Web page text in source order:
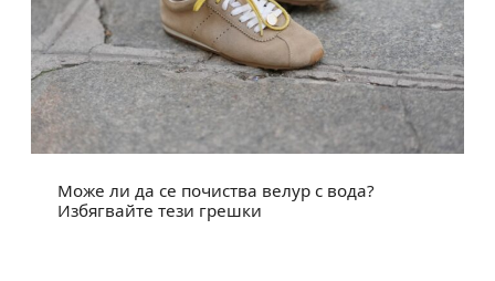
Може ли да се почиства велур с вода?
Избягвайте тези грешки